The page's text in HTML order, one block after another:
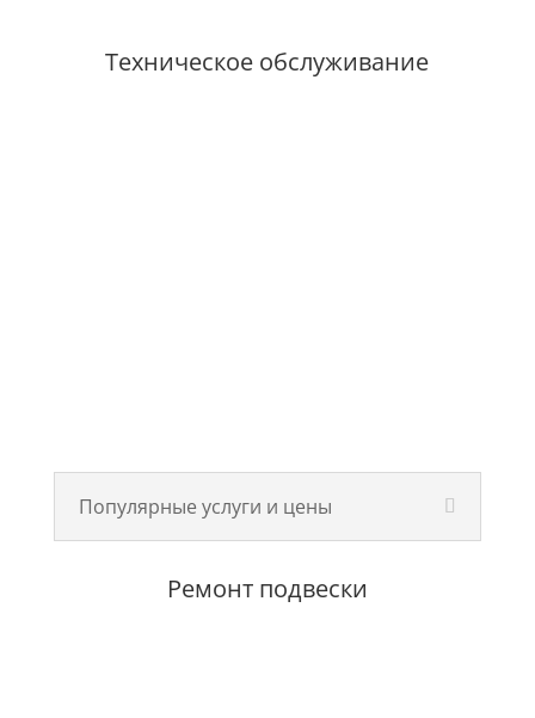
Техническое обслуживание
Популярные услуги и цены
Ремонт подвески